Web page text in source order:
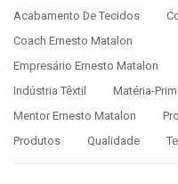
Acabamento De Tecidos
Coach Ernesto Matalon
Empresário Ernesto Matalon
Indústria Têxtil
Matéria-
Mentor Ernesto Matalon
Produtos
Qualidade